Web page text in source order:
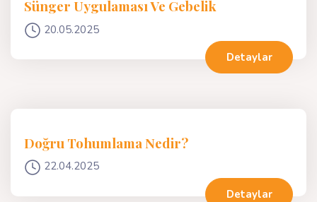
Sünger Uygulaması Ve Gebelik
20.05.2025
Detaylar
Doğru Tohumlama Nedir?
22.04.2025
Detaylar